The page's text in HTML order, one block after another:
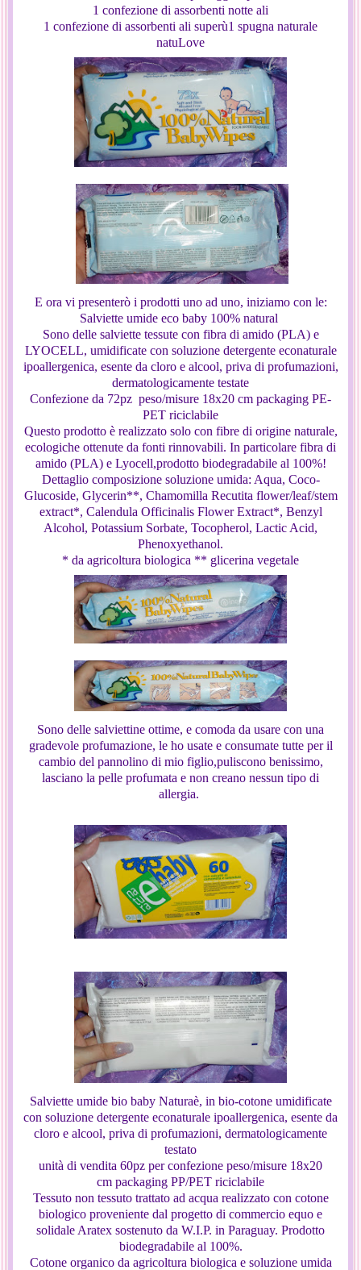
1 confezione di assorbenti notte ali
1 confezione di assorbenti ali superù1 spugna naturale
natuLove
E ora vi presenterò i prodotti uno ad uno, iniziamo con le:
Salviette umide eco baby 100% natural
Sono delle salviette tessute con fibra di amido (PLA) e
LYOCELL, umidificate con soluzione detergente econaturale
ipoallergenica, esente da cloro e alcool, priva di profumazioni,
dermatologicamente testate
Confezione da 72pz peso/misure 18x20 cm packaging PE-
PET riciclabile
Questo prodotto è realizzato solo con fibre di origine naturale,
ecologiche ottenute da fonti rinnovabili. In particolare fibra di
amido (PLA) e Lyocell,prodotto biodegradabile al 100%!
Dettaglio composizione soluzione umida: Aqua, Coco-
Glucoside, Glycerin**, Chamomilla Recutita flower/leaf/stem
extract*, Calendula Officinalis Flower Extract*, Benzyl
Alcohol, Potassium Sorbate, Tocopherol, Lactic Acid,
Phenoxyethanol.
* da agricoltura biologica ** glicerina vegetale
Sono delle salviettine ottime, e comoda da usare con una
gradevole profumazione, le ho usate e consumate tutte per il
cambio del pannolino di mio figlio,puliscono benissimo,
lasciano la pelle profumata e non creano nessun tipo di
allergia.
Salviette umide bio baby Naturaè, in bio-cotone umidificate
con soluzione detergente econaturale ipoallergenica, esente da
cloro e alcool, priva di profumazioni, dermatologicamente
testato
unità di vendita 60pz per confezione peso/misure 18x20
cm packaging PP/PET riciclabile
Tessuto non tessuto trattato ad acqua realizzato con cotone
biologico proveniente dal progetto di commercio equo e
solidale Aratex sostenuto da W.I.P. in Paraguay. Prodotto
biodegradabile al 100%.
Cotone organico da agricoltura biologica e soluzione umida